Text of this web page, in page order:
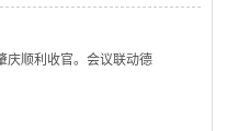
庆顺利收官。会议联动德